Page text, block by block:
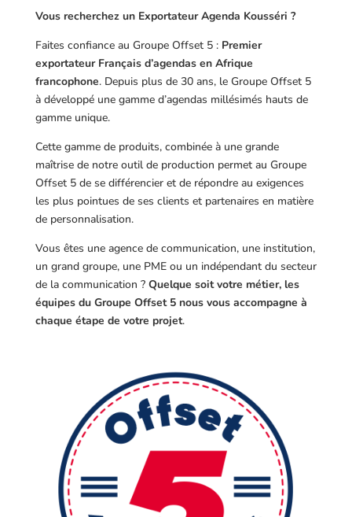
Vous recherchez un Exportateur Agenda Kousséri ?
Faites confiance au Groupe Offset 5 : Premier
exportateur Français d’agendas en Afrique
francophone. Depuis plus de 30 ans, le Groupe Offset 5
à développé une gamme d’agendas millésimés hauts de
gamme unique.
Cette gamme de produits, combinée à une grande
maîtrise de notre outil de production permet au Groupe
Offset 5 de se différencier et de répondre au exigences
les plus pointues de ses clients et partenaires en matière
de personnalisation.
Vous êtes une agence de communication, une institution,
un grand groupe, une PME ou un indépendant du secteur
de la communication ? Quelque soit votre métier, les
équipes du Groupe Offset 5 nous vous accompagne à
chaque étape de votre projet.